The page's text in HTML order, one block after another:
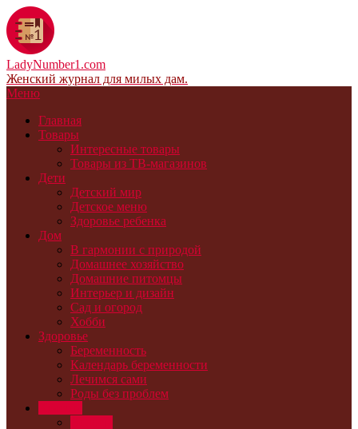
LadyNumber1.com
Женский журнал для милых дам.
Меню
Главная
Товары
Интересные товары
Товары из ТВ-магазинов
Дети
Детский мир
Детское меню
Здоровье ребенка
Дом
В гармонии с природой
Домашнее хозяйство
Домашние питомцы
Интерьер и дизайн
Сад и огород
Хобби
Здоровье
Беременность
Календарь беременности
Лечимся сами
Роды без проблем